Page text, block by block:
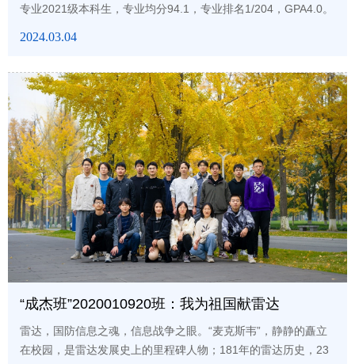
专业2021级本科生，专业均分94.1，专业排名1/204，GPA4.0。
生课外学术科技作品竞赛一等奖等国家级省级奖项8次、校级各
类奖项25次。曾参加“成电思源马克巴-启梦计划”第四期暑假日本
早稻...
2024.03.04
“成杰班”2020010920班：我为祖国献雷达
雷达，国防信息之魂，信息战争之眼。“麦克斯韦”，静静的矗立
在校园，是雷达发展史上的里程碑人物；181年的雷达历史，23